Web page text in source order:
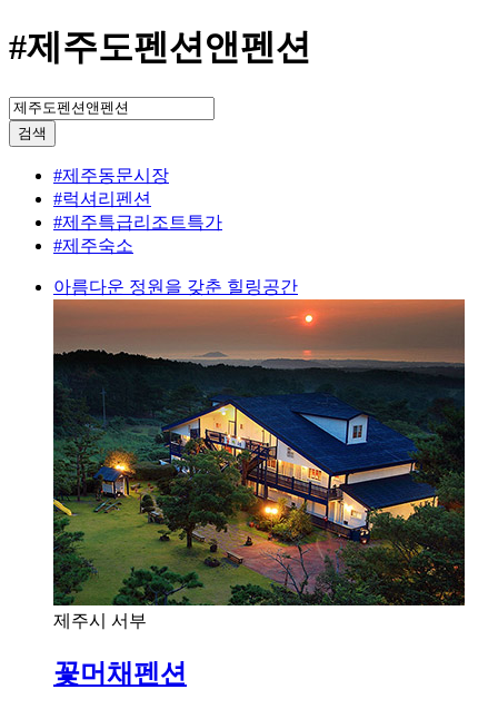
#제주도펜션앤펜션
검색
#제주동문시장
#럭셔리펜션
#제주특급리조트특가
#제주숙소
아름다운 정원을 갖춘 힐링공간
제주시 서부
꽃머채펜션